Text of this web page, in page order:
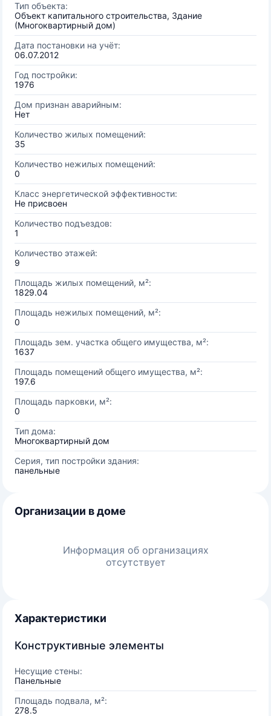
Тип объекта:
Объект капитального строительства, Здание
(Многоквартирный дом)
Дата постановки на учёт:
06.07.2012
Год постройки:
1976
Дом признан аварийным:
Нет
Количество жилых помещений:
35
Количество нежилых помещений:
0
Класс энергетической эффективности:
Не присвоен
Количество подъездов:
1
Количество этажей:
9
Площадь жилых помещений, м²:
1829.04
Площадь нежилых помещений, м²:
0
Площадь зем. участка общего имущества, м²:
1637
Площадь помещений общего имущества, м²:
197.6
Площадь парковки, м²:
0
Тип дома:
Многоквартирный дом
Серия, тип постройки здания:
панельные
Организации в доме
Информация об организациях
отсутствует
Характеристики
Конструктивные элементы
Несущие стены:
Панельные
Площадь подвала, м²:
278.5